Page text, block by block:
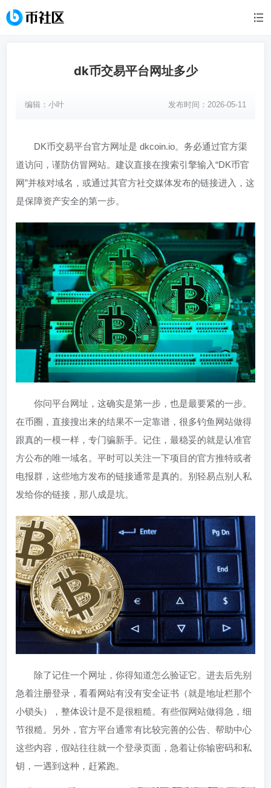
dk币交易平台网址多少
编辑： 小叶 发布时间：2026-05-11
DK币交易平台官方网址是 dkcoin.io。务必通过官方渠
道访问，谨防仿冒网站。建议直接在搜索引擎输入“DK币官
网”并核对域名，或通过其官方社交媒体发布的链接进入，这
是保障资产安全的第一步。
你问平台网址，这确实是第一步，也是最要紧的一步。
在币圈，直接搜出来的结果不一定靠谱，很多钓鱼网站做得
跟真的一模一样，专门骗新手。记住，最稳妥的就是认准官
方公布的唯一域名。平时可以关注一下项目的官方推特或者
电报群，这些地方发布的链接通常是真的。别轻易点别人私
发给你的链接，那八成是坑。
除了记住一个网址，你得知道怎么验证它。进去后先别
急着注册登录，看看网站有没有安全证书（就是地址栏那个
小锁头），整体设计是不是很粗糙。有些假网站做得急，细
节很糙。另外，官方平台通常有比较完善的公告、帮助中心
这些内容，假站往往就一个登录页面，急着让你输密码和私
钥，一遇到这种，赶紧跑。